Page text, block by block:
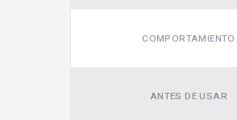
COMPORTAMIENTO
ANTES DE USAR